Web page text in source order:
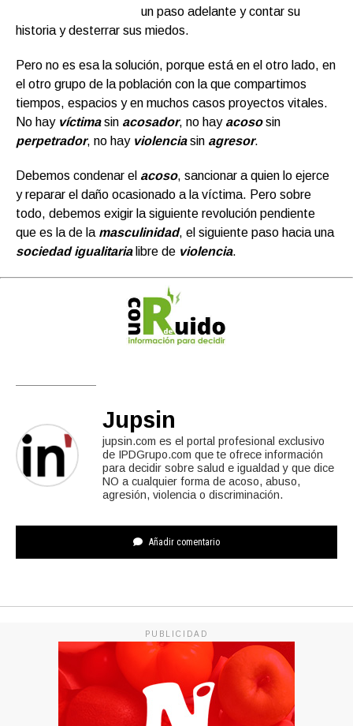
un paso adelante y contar su
historia y desterrar sus miedos.
Pero no es esa la solución, porque está en el otro lado, en
el otro grupo de la población con la que compartimos
tiempos, espacios y en muchos casos proyectos vitales.
No hay víctimasin acosador, no hay acososin
perpetrador, no hay violenciasin agresor.
Debemos condenar el acoso, sancionar a quien lo ejerce
y reparar el daño ocasionado a la víctima. Pero sobre
todo, debemos exigir la siguiente revolución pendiente
que es la de la masculinidad, el siguiente paso hacia una
sociedad igualitarialibre de violencia.
Jupsin
jupsin.com es el portal profesional exclusivo
de IPDGrupo.com que te ofrece información
para decidir sobre salud e igualdad y que dice
NO a cualquier forma de acoso, abuso,
agresión, violencia o discriminación.
Añadir comentario
PUBLICIDAD